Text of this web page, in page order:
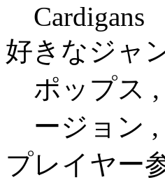
Cardigans
好きなジャ
ポップス
ージョン
プレイヤー